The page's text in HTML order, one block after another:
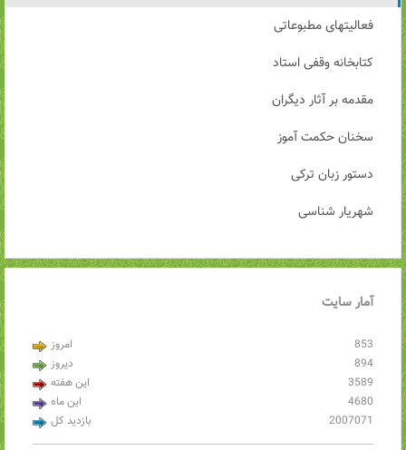
فعالیتهای مطبوعاتی
کتابخانه وقفی استاد
مقدمه بر آثار دیگران
سخنان حکمت آموز
دستور زبان ترکی
شهریار شناسی
آمارسایت
امروز
853
دیروز
894
این هفته
3589
این ماه
4680
بازدید کل
2007071